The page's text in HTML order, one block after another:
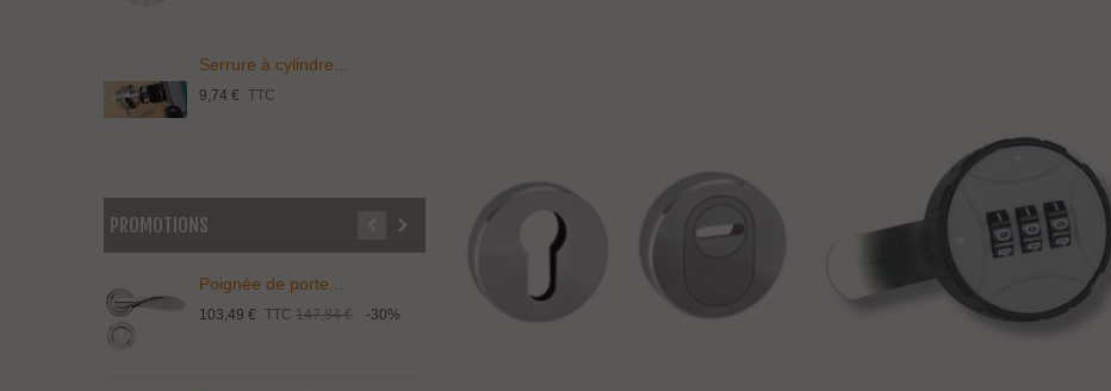
Serrure à cylindre...
9,74 € TTC
PROMOTIONS
Poignée de porte...
103,49 € TTC 147,84 € -30%
Patère Medusa Design...
105,64 € -20%